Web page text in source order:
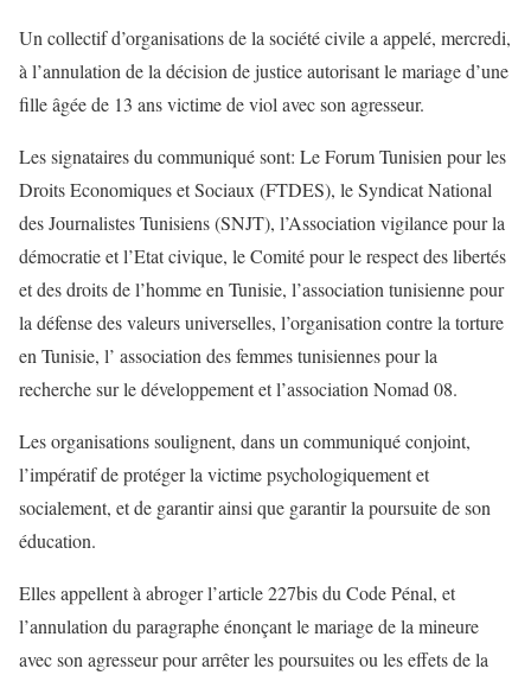
Un collectif d’organisations de la société civile a appelé, mercredi,
à l’annulation de la décision de justice autorisant le mariage d’une
fille âgée de 13 ans victime de viol avec son agresseur.
Les signataires du communiqué sont: Le Forum Tunisien pour les
Droits Economiques et Sociaux (FTDES), le Syndicat National
des Journalistes Tunisiens (SNJT), l’Association vigilance pour la
démocratie et l’Etat civique, le Comité pour le respect des libertés
et des droits de l’homme en Tunisie, l’association tunisienne pour
la défense des valeurs universelles, l’organisation contre la torture
en Tunisie, l’ association des femmes tunisiennes pour la
recherche sur le développement et l’association Nomad 08.
Les organisations soulignent, dans un communiqué conjoint,
l’impératif de protéger la victime psychologiquement et
socialement, et de garantir ainsi que garantir la poursuite de son
éducation.
Elles appellent à abroger l’article 227bis du Code Pénal, et
l’annulation du paragraphe énonçant le mariage de la mineure
avec son agresseur pour arrêter les poursuites ou les effets de la